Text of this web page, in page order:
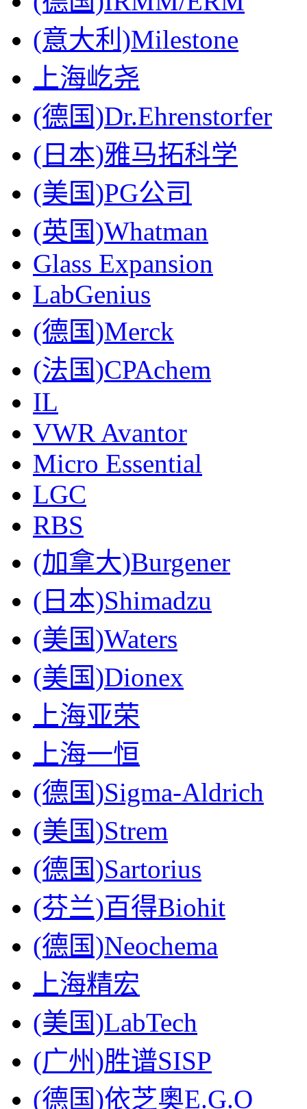
(意大利)Milestone
上海屹尧
(德国)Dr.Ehrenstorfer
(日本)雅马拓科学
(美国)PG公司
(英国)Whatman
Glass Expansion
LabGenius
(德国)Merck
(法国)CPAchem
IL
VWR Avantor
Micro Essential
LGC
RBS
(加拿大)Burgener
(日本)Shimadzu
(美国)Waters
(美国)Dionex
上海亚荣
上海一恒
(德国)Sigma-Aldrich
(美国)Strem
(德国)Sartorius
(芬兰)百得Biohit
(德国)Neochema
上海精宏
(美国)LabTech
(广州)胜谱SISP
(德国)依芝奧E.G.O